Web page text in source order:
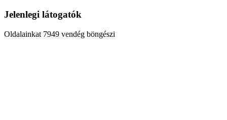
Jelenlegi látogatók
Oldalainkat 7949 vendég böngészi